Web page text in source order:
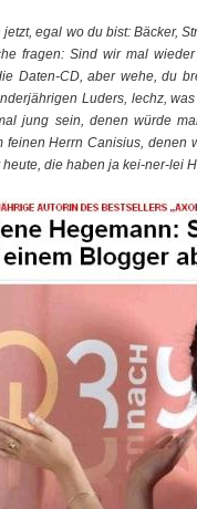
jetzt, egal wo du bist: Bäcker,
fragen: Sind wir mal
Daten-CD, aber wehe, du
Luders, lechz,
jung sein, denen würde
feinen Herrn Canisius, denen
die haben ja kei-ner-lei